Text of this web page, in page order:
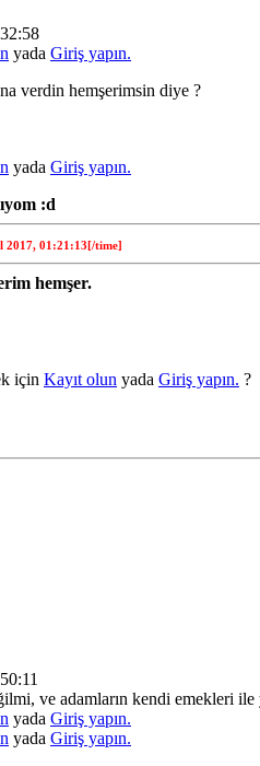
yada Giriş yapın.
verdin hemşerimsin diye ?
yada Giriş yapın.
:d
2017, 01:21:13[/time]
hemşer.
için Kayıt olun yada Giriş yapın. ?
ve adamların kendi emekleri ile
yada Giriş yapın.
yada Giriş yapın.